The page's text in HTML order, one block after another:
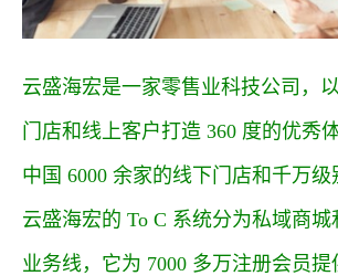
云盛海宏是一家零售业科技公司，
门店和线上客户打造 360 度的优秀
中国 6000 余家的线下门店和千万级
云盛海宏的 To C 系统分为私域商
业务线，它为 7000 多万注册会员